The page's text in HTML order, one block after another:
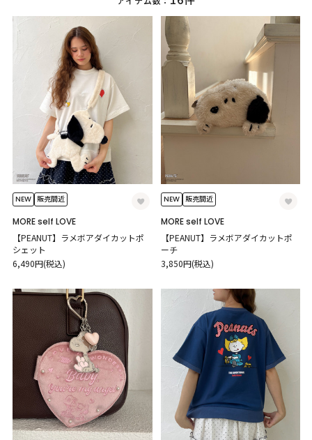
NEW 販売間近
MORE self LOVE
【PEANUT】ラメボアダイカットポ
シェット
6,490円(税込)
NEW 販売間近
MORE self LOVE
【PEANUT】ラメボアダイカットポ
ーチ
3,850円(税込)